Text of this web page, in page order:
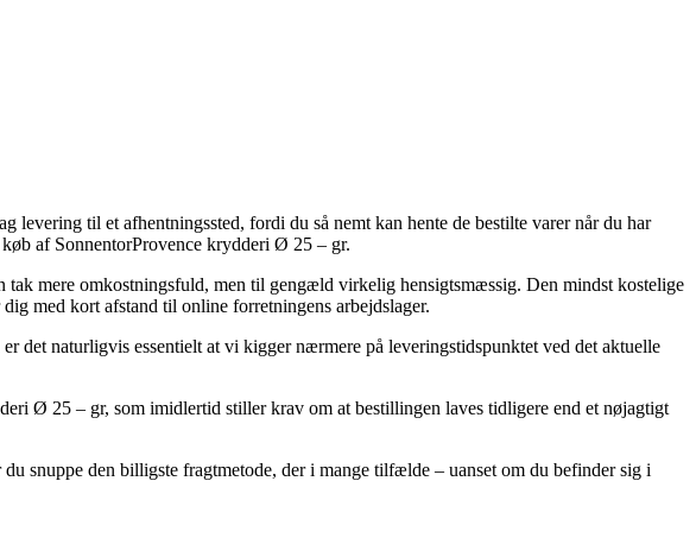
levering til et afhentningssted, fordi du så nemt kan hente de bestilte varer når du har
af SonnentorProvence krydderi Ø 25 – gr.
mere omkostningsfuld, men til gengæld virkelig hensigtsmæssig. Den mindst kostelige
med kort afstand til online forretningens arbejdslager.
det naturligvis essentielt at vi kigger nærmere på leveringstidspunktet ved det aktuelle
Ø 25 – gr, som imidlertid stiller krav om at bestillingen laves tidligere end et nøjagtigt
snuppe den billigste fragtmetode, der i mange tilfælde – uanset om du befinder sig i